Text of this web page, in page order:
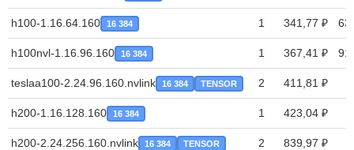
h100-1.16.64.160 16 384 1 341,77 ₽
h100nvl-1.16.96.160 16 384 1 367,41 ₽
teslaa100-2.24.96.160.nvlink 16 384 TENSOR 2 411,81 ₽
h200-1.16.128.160 16 384 1 423,04 ₽
h200-2.24.256.160.nvlink 16 384 TENSOR 2 839,97 ₽